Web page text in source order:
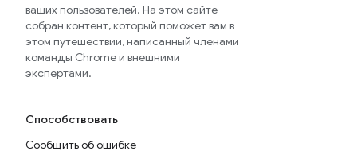
ваших пользователей. На этом сайте
собран контент, который поможет вам в
этом путешествии, написанный членами
команды Chrome и внешними
экспертами.
Способствовать
Сообщить об ошибке